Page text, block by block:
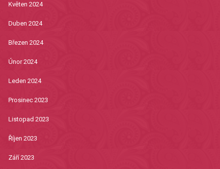
Květen 2024
Duben 2024
Březen 2024
Únor 2024
Leden 2024
Prosinec 2023
Listopad 2023
Říjen 2023
Září 2023